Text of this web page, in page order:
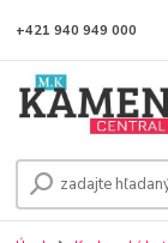
+421 940 949 000